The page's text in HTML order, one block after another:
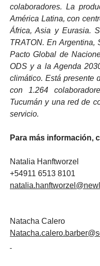
colaboradores. La
América Latina, con
África, Asia y Eurasia.
TRATON. En Argentina,
Pacto Global de
ODS y a la Agenda
climático. Está presente
con 1.264
Tucumán y una red de
servicio.
Para más información,
Natalia Hanftworzel
+54911 6513 8101
Natacha Calero